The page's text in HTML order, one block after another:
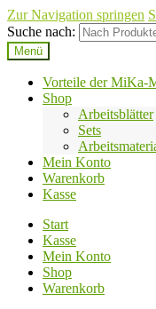
Zur Navigation springen
Suche nach:
Menü
Vorteile der MiKa-
Shop
Arbeitsblätter
Sets
Mein Konto
Warenkorb
Kasse
Start
Kasse
Mein Konto
Shop
Warenkorb